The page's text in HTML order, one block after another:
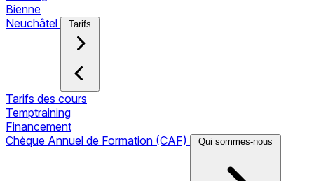
Bienne
Neuchâtel
Tarifs
Tarifs des cours
Temptraining
Financement
Chèque Annuel de Formation (CAF)
Qui sommes-nous